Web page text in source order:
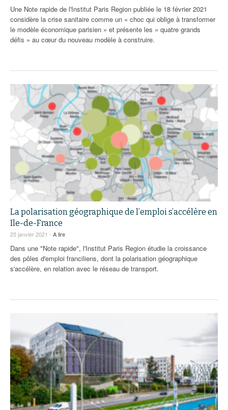
Une Note rapide de l'Institut Paris Region publiée le 18 février 2021
considère la crise sanitaire comme un « choc qui oblige à transformer
le modèle économique parisien » et présente les « quatre grands
défis » au cœur du nouveau modèle à construire.
La polarisation géographique de l’emploi s’accélère en
Ile-de-France
25 janvier 2021 - A lire
Dans une "Note rapide", l'Institut Paris Region étudie la croissance
des pôles d'emploi franciliens, dont la polarisation géographique
s'accélère, en relation avec le réseau de transport.